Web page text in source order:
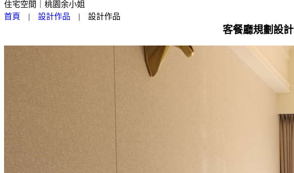
住宅空間｜桃園余小姐
首頁
| 設計作品 | 設計作品
客餐廳規劃設計